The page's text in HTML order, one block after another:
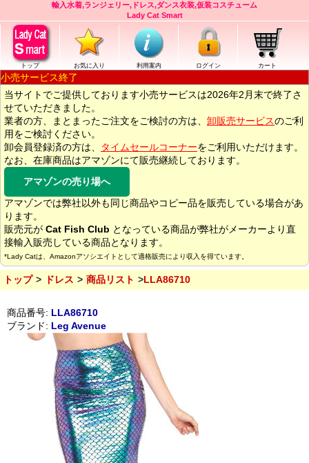
輸入水着,ランジェリー,ドレス,ダンス衣装,仮装コスチューム
Lady Cat Smart
トップ お気に入り 利用案内 ログイン カート
小売サービス終了
当サイトでご提供しております小売サービスは2026年2月末で終了さ
せていただきました。
業者の方、まとまったご注文をご検討の方は、 卸販売サービスのご利
用をご検討ください。
卸会員登録済の方は、
タイムセールコーナーをご利用いただけます。
なお、在庫商品はアマゾンにて販売継続しております。
アマゾンの売り場へ
アマゾンでは弊社以外も同じ商品やコピー品を販売している場合があ
ります。
販売元が Cat Fish Club となっている商品が弊社がメーカーより直
接輸入販売している商品となります。
*Lady Catは、Amazonアソシエイトとして適格販売により収入を得ています。
トップ ドレス 商品リスト LLA86710
商品番号: LLA86710
ブランド: Leg Avenue